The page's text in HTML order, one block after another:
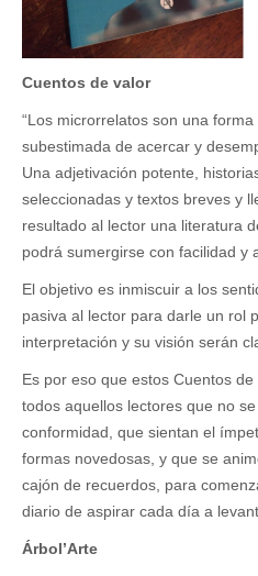
Cuentos de valor
“Los microrrelatos son una
subestimada de acercar y
Una adjetivación potente,
seleccionadas y textos breves y
resultado al lector una literatura
podrá sumergirse con facilidad y
El objetivo es inmiscuir a los
pasiva al lector para darle un rol
interpretación y su visión serán
Es por eso que estos Cuentos
todos aquellos lectores que no
conformidad, que sientan el
formas novedosas, y que se
cajón de recuerdos, para
diario de aspirar cada día a
Árbol’Arte